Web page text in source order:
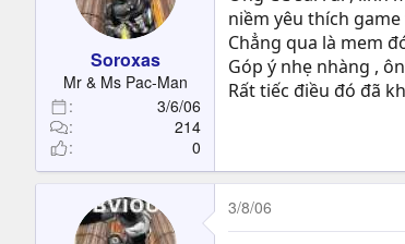
Soroxas
Mr & Ms Pac-Man
3/6/06
214
0
niềm yêu thích
Chẳng qua là mem
Góp ý nhẹ nhàng ,
Rất tiếc điều đó đã
3/8/06